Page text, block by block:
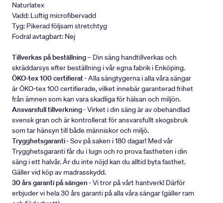
Naturlatex
Vadd: Luftig microfibervadd
Tyg: Pikerad följsam stretchtyg
Fodral avtagbart: Nej
Tillverkas på beställning– Din säng handtillverkas och
skräddarsys efter beställning i vår egna fabrik i Enköping.
ÖKO-tex 100 certifierat- Alla sängtygerna i alla våra sängar
är ÖKO-tex 100 certifierade, vilket innebär garanterad frihet
från ämnen som kan vara skadliga för hälsan och miljön.
Ansvarsfull tillverkning- Virket i din säng är av obehandlad
svensk gran och är kontrollerat för ansvarsfullt skogsbruk
som tar hänsyn till både människor och miljö.
Trygghetsgaranti- Sov på saken i 180 dagar! Med vår
Trygghetsgaranti får du i lugn och ro prova fastheten i din
säng i ett halvår. Är du inte nöjd kan du alltid byta fasthet.
Gäller vid köp av madrasskydd.
30 års garanti på sängen- Vi tror på vårt hantverk! Därför
erbjuder vi hela 30 års garanti på alla våra sängar (gäller ram